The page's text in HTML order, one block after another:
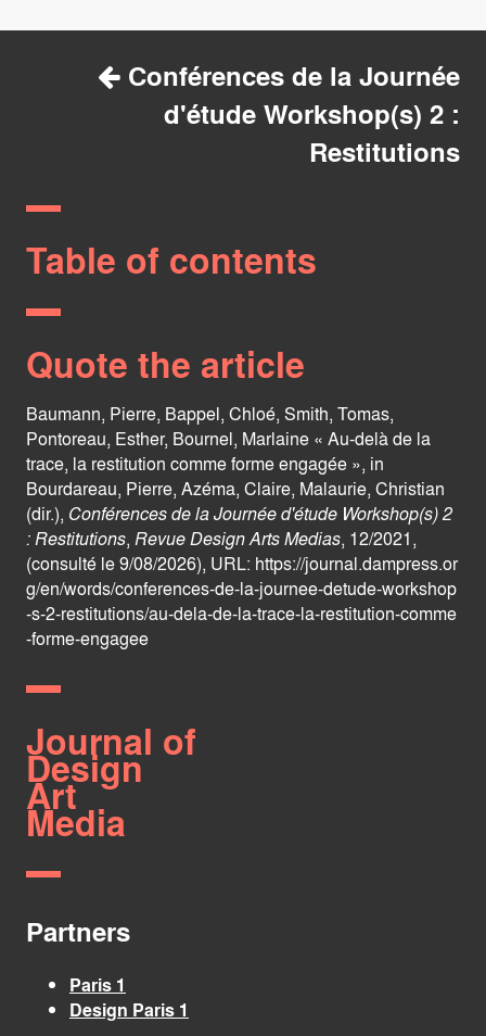
Conférences de la Journée
d'étude Workshop(s) 2 :
Restitutions
Table of contents
Quote the article
Baumann, Pierre, Bappel, Chloé, Smith, Tomas,
Pontoreau, Esther, Bournel, Marlaine « Au-delà de la
trace, la restitution comme forme engagée », in
Bourdareau, Pierre, Azéma, Claire, Malaurie, Christian
(dir.), Conférences de la Journée d'étude Workshop(s) 2
: Restitutions, Revue Design Arts Medias, 12/2021,
(consulté le 9/08/2026), URL: https://journal.dampress.or
g/en/words/conferences-de-la-journee-detude-workshop
-s-2-restitutions/au-dela-de-la-trace-la-restitution-comme
-forme-engagee
Journal of
Design
Art
Media
Partners
Paris 1
Design Paris 1